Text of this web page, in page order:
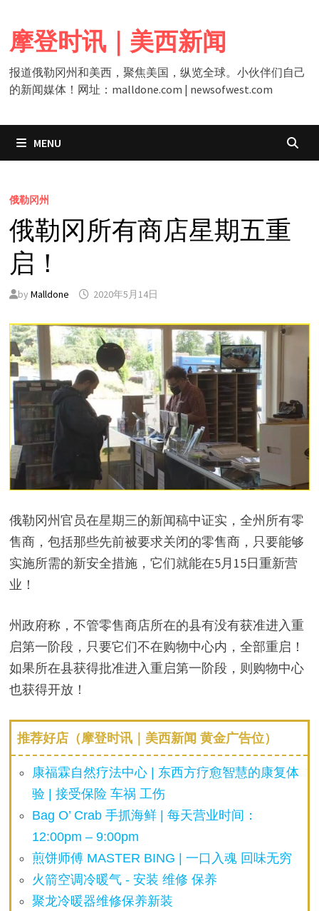
content
摩登时讯｜美西新闻
报道俄勒冈州和美西，聚焦美国，纵览全球。小伙伴们自己
的新闻媒体！网址：malldone.com | newsofwest.com
MENU
俄勒冈州
俄勒冈所有商店星期五重
启！
by Malldone 2020年5月14日
俄勒冈州官员在星期三的新闻稿中证实，全州所有零
售商，包括那些先前被要求关闭的零售商，只要能够
实施所需的新安全措施，它们就能在5月15日重新营
业！
州政府称，不管零售商店所在的县有没有获准进入重
启第一阶段，只要它们不在购物中心内，全部重启！
如果所在县获得批准进入重启第一阶段，则购物中心
也获得开放！
推荐好店（摩登时讯｜美西新闻 黄金广告位）
康福霖自然疗法中心 | 东西方疗愈智慧的康复体
验 | 接受保险 车祸 工伤
Bag O’ Crab 手抓海鲜 | 每天营业时间：
12:00pm – 9:00pm
煎饼师傅 MASTER BING | 一口入魂 回味无穷
火箭空调冷暖气 - 安装 维修 保养
聚龙冷暖器维修保养新装